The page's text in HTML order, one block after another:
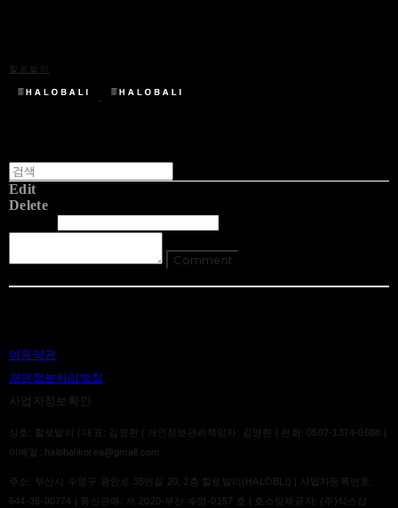
할로발리
Edit
Delete
Comment
이용약관
개인정보처리방침
사업자정보확인
상호: 할로발리 | 대표: 김영현 | 개인정보관리책임자: 김영현 | 전화: 0507-1374-0688 |
이메일: halobalikorea@gmail.com
주소: 부산시 수영구 광안로 35번길 20, 2층 할로발리(HALOBLI) | 사업자등록번호:
644-36-00774 | 통신판매: 제 2020-부산 수영-0157 호 | 호스팅제공자: (주)식스샵